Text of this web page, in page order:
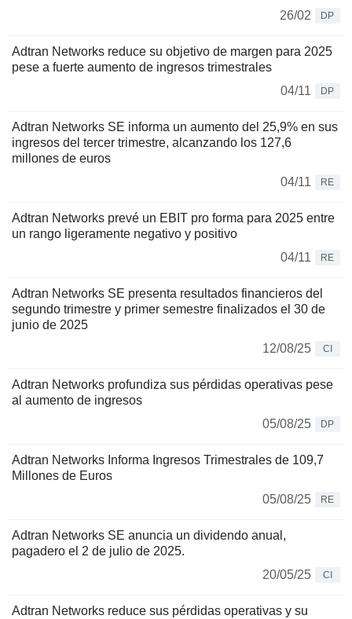
26/02
DP
Adtran Networks reduce su objetivo de margen para 2025
pese a fuerte aumento de ingresos trimestrales
04/11
DP
Adtran Networks SE informa un aumento del 25,9% en sus
ingresos del tercer trimestre, alcanzando los 127,6
millones de euros
04/11
RE
Adtran Networks prevé un EBIT pro forma para 2025 entre
un rango ligeramente negativo y positivo
04/11
RE
Adtran Networks SE presenta resultados financieros del
segundo trimestre y primer semestre finalizados el 30 de
junio de 2025
12/08/25
CI
Adtran Networks profundiza sus pérdidas operativas pese
al aumento de ingresos
05/08/25
DP
Adtran Networks Informa Ingresos Trimestrales de 109,7
Millones de Euros
05/08/25
RE
Adtran Networks SE anuncia un dividendo anual,
pagadero el 2 de julio de 2025.
20/05/25
CI
Adtran Networks reduce sus pérdidas operativas y su